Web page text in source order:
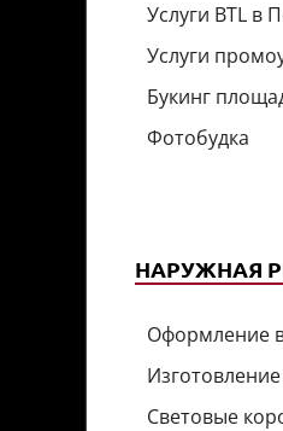
Услуги BTL в
Услуги
Букинг
Фотобудка
НАРУЖНАЯ
Оформление
Световые